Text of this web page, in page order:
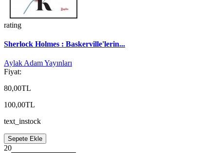
rating
Sherlock Holmes : Baskerville'lerin...
Aylak Adam Yayınları
Fiyat:
80,00TL
100,00TL
text_instock
Sepete Ekle
20